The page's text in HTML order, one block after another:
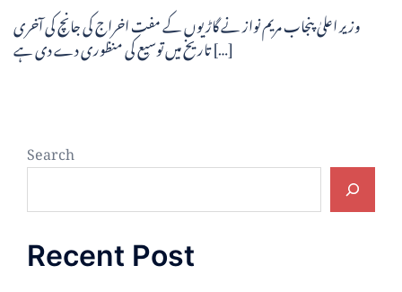
وزیر اعلیٰ پنجاب مریم نواز نے گاڑیوں کے مفت اخراج کی جانچ کی آخری
تاریخ میں توسیع کی منظوری دے دی ہے […]
Search
Recent Post